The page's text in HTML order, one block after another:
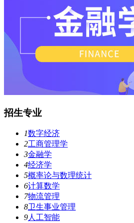
招生专业
1数字经济
2工商管理学
3金融学
4经济学
5概率论与数理统计
6计算数学
7物流管理
8卫生事业管理
9人工智能